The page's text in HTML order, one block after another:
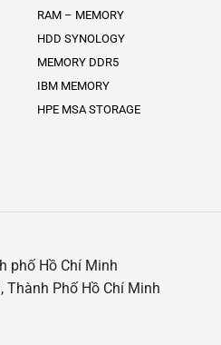
RAM – MEMORY
HDD SYNOLOGY
MEMORY DDR5
IBM MEMORY
HPE MSA STORAGE
phố Hồ Chí Minh
Thành Phố Hồ Chí Minh